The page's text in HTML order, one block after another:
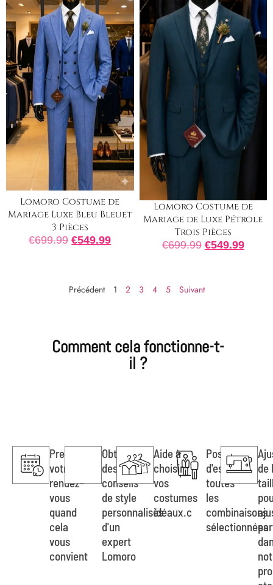
Lomoro Costume de
Mariage Luxe Bleu Bleuet
3 Pièces
€699.99 €549.99
Lomoro Costume de
Mariage de Luxe Pétrole
Trois Pièces
€699.99 €549.99
Précédent 1 2 3 4 5 Suivant
Comment cela fonctionne-t-
il ?
Prenez
votre
rendez-
vous
quand
cela
vous
convient
Obtenez
des
conseils
de style
personnalisés
d'un
expert
Lomoro
Aide à
choisir
vos
costumes
idéaux.c
Possibilité
d'essayer
toutes
les
combinaisons
sélectionnées
de